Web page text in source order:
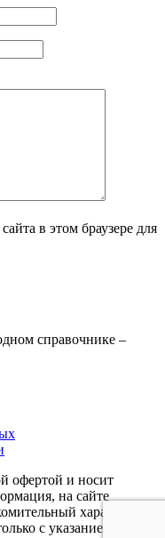
в этом браузере для
справочнике –
офертой и носит
на сайте
характер.
с указанием